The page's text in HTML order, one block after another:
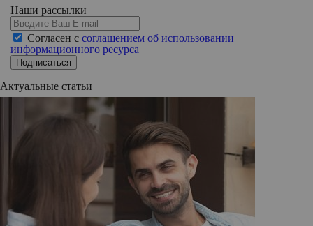
Наши рассылки
Согласен с соглашением об использовании
информационного ресурса
Подписаться
Актуальные статьи